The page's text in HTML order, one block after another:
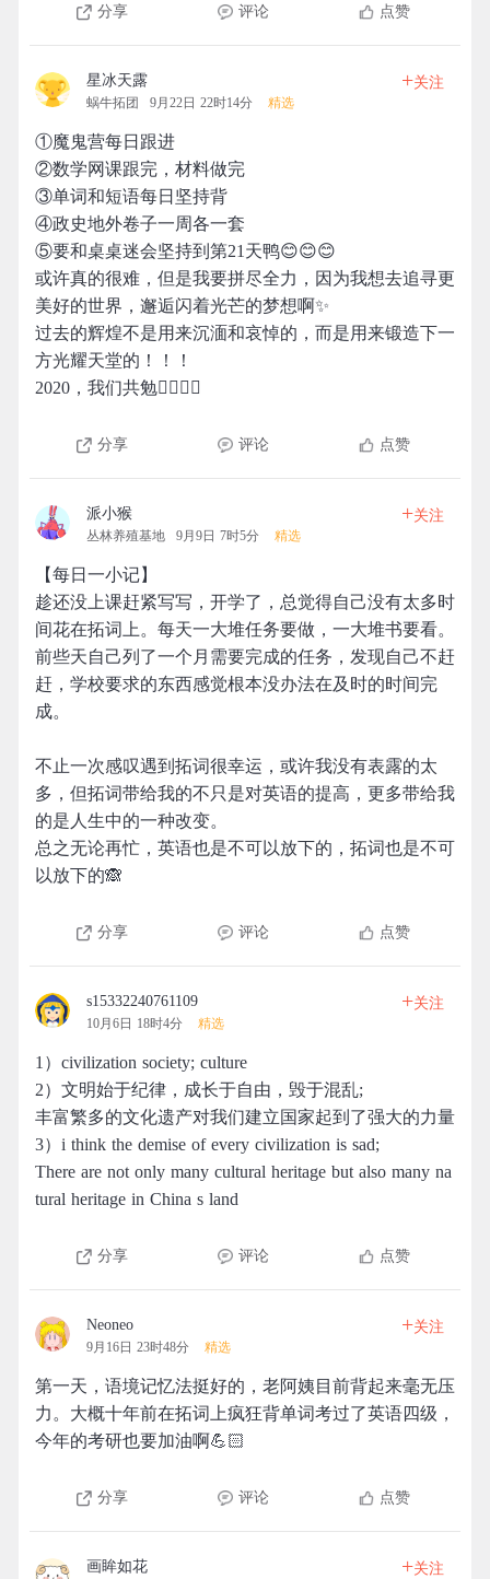
分享 评论 点赞
星冰天露
蜗牛拓团 9月22日 22时14分 精选
+关注
①魔鬼营每日跟进
②数学网课跟完，材料做完
③单词和短语每日坚持背
④政史地外卷子一周各一套
⑤要和桌桌迷会坚持到第21天鸭😊😊😊
或许真的很难，但是我要拼尽全力，因为我想去追寻更
美好的世界，邂逅闪着光芒的梦想啊✨
过去的辉煌不是用来沉湎和哀悼的，而是用来锻造下一
方光耀天堂的！！！
2020，我们共勉✊🏻✊🏻
分享 评论 点赞
派小猴
丛林养殖基地 9月9日 7时5分 精选
+关注
【每日一小记】
趁还没上课赶紧写写，开学了，总觉得自己没有太多时
间花在拓词上。每天一大堆任务要做，一大堆书要看。
前些天自己列了一个月需要完成的任务，发现自己不赶
赶，学校要求的东西感觉根本没办法在及时的时间完
成。
不止一次感叹遇到拓词很幸运，或许我没有表露的太
多，但拓词带给我的不只是对英语的提高，更多带给我
的是人生中的一种改变。
总之无论再忙，英语也是不可以放下的，拓词也是不可
以放下的🙈
分享 评论 点赞
s15332240761109
10月6日 18时4分 精选
+关注
1）civilization society; culture
2）文明始于纪律，成长于自由，毁于混乱;
丰富繁多的文化遗产对我们建立国家起到了强大的力量
3）i think the demise of every civilization is sad;
There are not only many cultural heritage but also many na
tural heritage in China s land
分享 评论 点赞
Neoneo
9月16日 23时48分 精选
+关注
第一天，语境记忆法挺好的，老阿姨目前背起来毫无压
力。大概十年前在拓词上疯狂背单词考过了英语四级，
今年的考研也要加油啊💪🏻
分享 评论 点赞
画眸如花 +关注